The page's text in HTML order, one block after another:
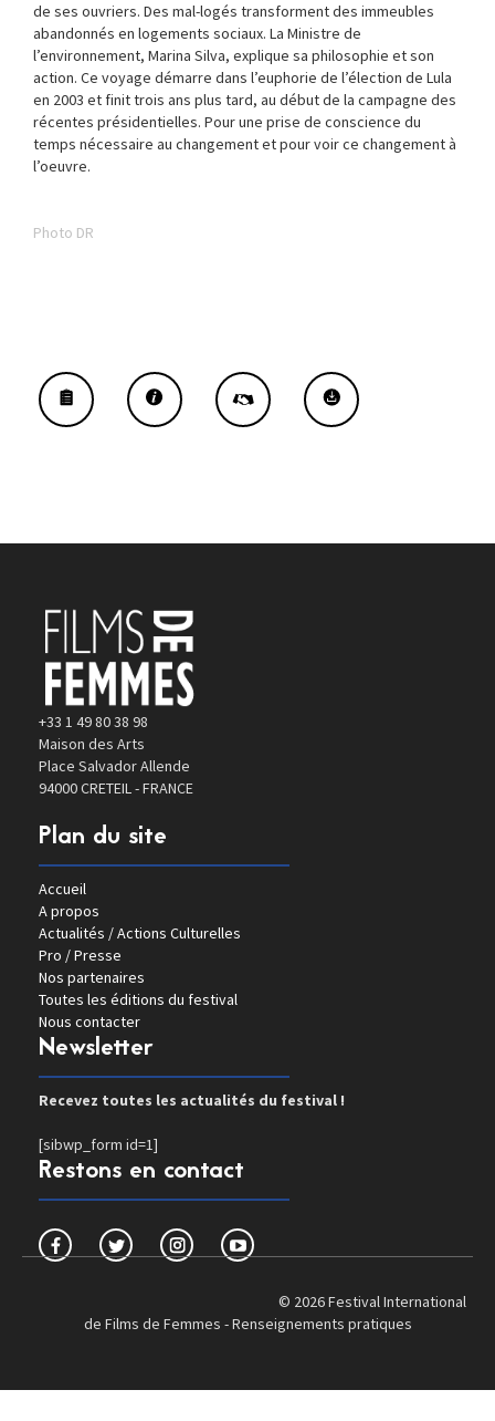
de ses ouvriers. Des mal-logés transforment des immeubles
abandonnés en logements sociaux. La Ministre de
l’environnement, Marina Silva, explique sa philosophie et son
action. Ce voyage démarre dans l’euphorie de l’élection de Lula
en 2003 et finit trois ans plus tard, au début de la campagne des
récentes présidentielles. Pour une prise de conscience du
temps nécessaire au changement et pour voir ce changement à
l’oeuvre.
Photo DR
+33 1 49 80 38 98
Maison des Arts
Place Salvador Allende
94000 CRETEIL - FRANCE
Plan du site
Accueil
A propos
Actualités / Actions Culturelles
Pro / Presse
Nos partenaires
Toutes les éditions du festival
Nous contacter
Newsletter
Recevez toutes les actualités du festival !
[sibwp_form id=1]
Restons en contact
© 2026 Festival International
de Films de Femmes -Renseignements pratiques